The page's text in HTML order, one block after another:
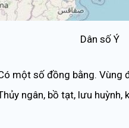
Dân số Ý
một số đồng bằng. Vùng
ngân, bồ tạt, lưu